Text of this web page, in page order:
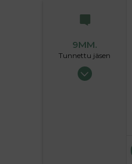
9MM.
Tunnettu jäsen
13.05.2024